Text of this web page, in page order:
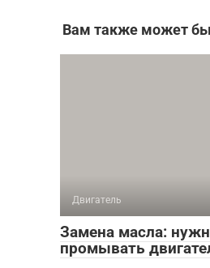
Вам также может
Двигатель
Замена масла:
промывать